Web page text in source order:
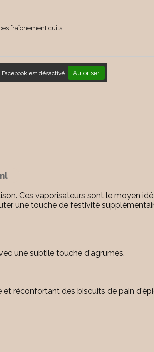
fraîchement cuits.
Facebook est désactivé. Autoriser
Ces vaporisateurs sont le moyen
une touche de festivité
une subtile touche d'agrumes.
réconfortant des biscuits de pain